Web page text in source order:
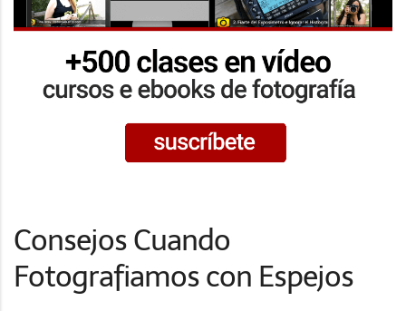
Consejos Cuando
Fotografiamos con Espejos